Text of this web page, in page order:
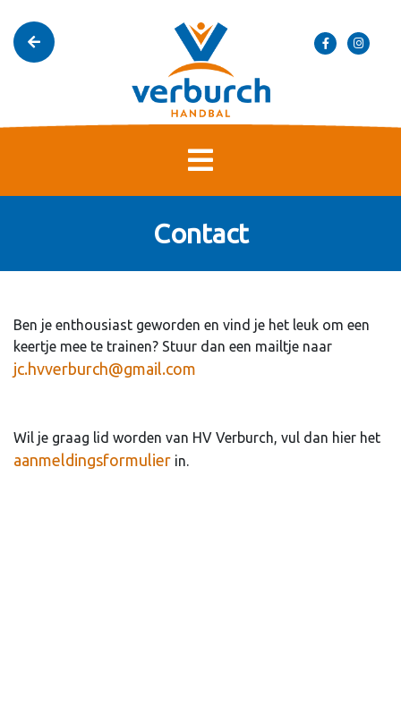
Contact
Ben je enthousiast geworden en vind je het leuk om een
keertje mee te trainen? Stuur dan een mailtje naar
jc.hvverburch@gmail.com
Wil je graag lid worden van HV Verburch, vul dan hier het
aanmeldingsformulier in.